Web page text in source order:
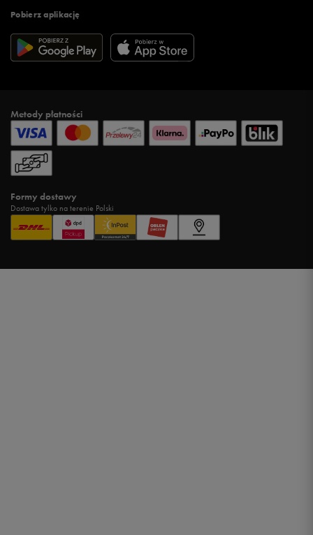
Pobierz aplikację
Metody płatności
Formy dostawy
Dostawa tylko na terenie Polski